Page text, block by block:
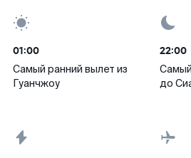
01:00
Самый ранний вылет из
Гуанчжоу
22:00
до